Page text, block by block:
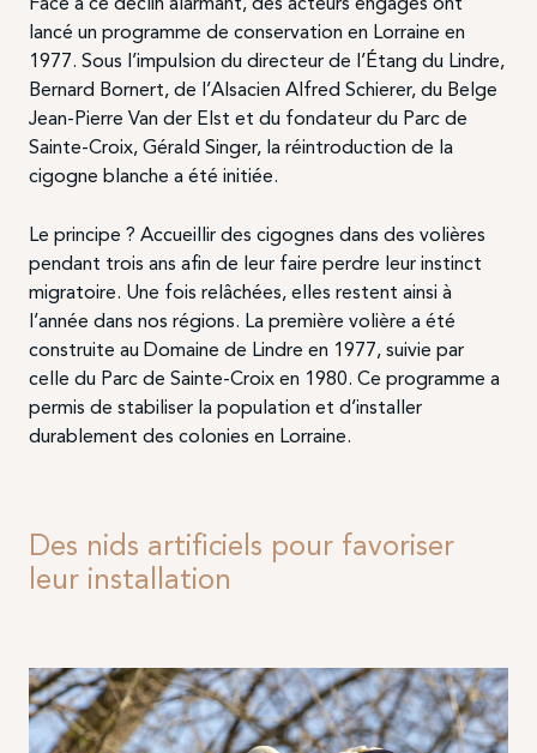
lancé un programme de conservation en Lorraine en
1977. Sous l’impulsion du directeur de l’Étang du Lindre,
Bernard Bornert, de l’Alsacien Alfred Schierer, du Belge
Jean-Pierre Van der Elst et du fondateur du Parc de
Sainte-Croix, Gérald Singer, la réintroduction de la
cigogne blanche a été initiée.
Le principe ? Accueillir des cigognes dans des volières
pendant trois ans afin de leur faire perdre leur instinct
migratoire. Une fois relâchées, elles restent ainsi à
l’année dans nos régions. La première volière a été
construite au Domaine de Lindre en 1977, suivie par
celle du Parc de Sainte-Croix en 1980. Ce programme a
permis de stabiliser la population et d’installer
durablement des colonies en Lorraine.
Des nids artificiels pour favoriser
leur installation